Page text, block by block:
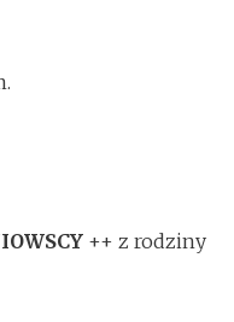
++ z rodziny